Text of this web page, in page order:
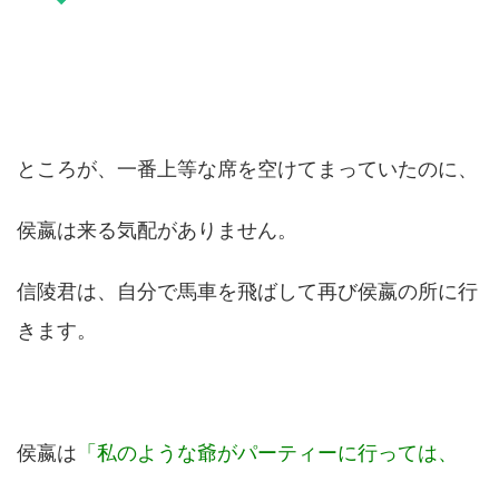
ところが、一番上等な席を空けてまっていたのに、
侯嬴は来る気配がありません。
信陵君は、自分で馬車を飛ばして再び侯嬴の所に行
きます。
侯嬴は 「私のような爺がパーティーに行っては、